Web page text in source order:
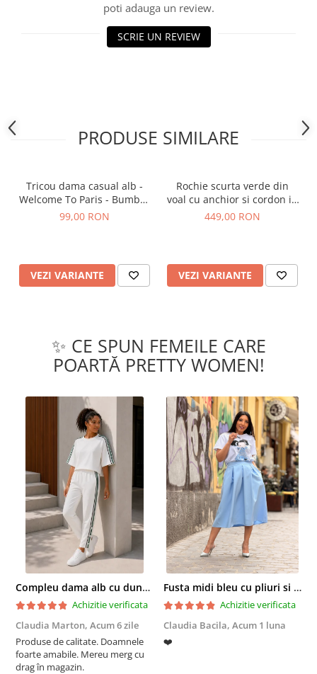
poti adauga un review.
SCRIE UN REVIEW
PRODUSE SIMILARE
Tricou dama casual alb -
Welcome To Paris - Bumbac
Organic
99,00 RON
VEZI VARIANTE
Rochie scurta verde din
voal cu anchior si cordon in
talie
449,00 RON
VEZI VARIANTE
✨ CE SPUN FEMEILE CARE
POARTĂ PRETTY WOMEN!
Compleu dama alb cu dungi laterale in nuante de verde si negru
Achizitie verificata
Claudia Marton, Acum 6 zile
Produse de calitate. Doamnele
foarte amabile. Mereu merg cu
drag în magazin.
Fusta midi bleu cu pliuri si buzunare
Achizitie verificata
Claudia Bacila, Acum 1 luna
❤️